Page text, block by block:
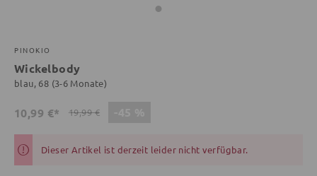
PINOKIO
Wickelbody
blau, 68 (3-6 Monate)
10,99 €* 19,99 €
Dieser Artikel ist derzeit leider nicht verfügbar.